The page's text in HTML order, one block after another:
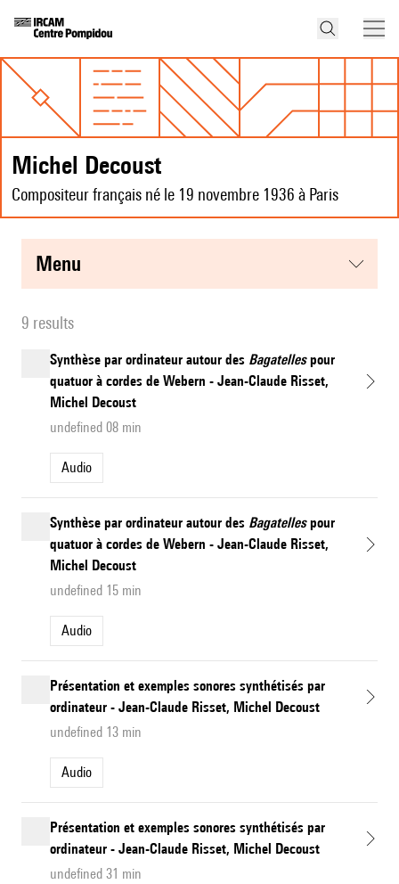
Michel Decoust
Compositeur français né le 19 novembre 1936 à Paris
menu
9 results
Synthèse par ordinateur autour des Bagatellespour
quatuor à cordes de Webern - Jean-Claude Risset,
Michel Decoust
undefined 08 min
Audio
Synthèse par ordinateur autour des Bagatellespour
quatuor à cordes de Webern - Jean-Claude Risset,
Michel Decoust
undefined 15 min
Audio
Présentation et exemples sonores synthétisés par
ordinateur - Jean-Claude Risset, Michel Decoust
undefined 13 min
Audio
Présentation et exemples sonores synthétisés par
ordinateur - Jean-Claude Risset, Michel Decoust
undefined 31 min